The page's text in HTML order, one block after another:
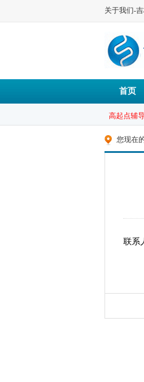
关于我们-
首页
高起点辅导
您现在
联系